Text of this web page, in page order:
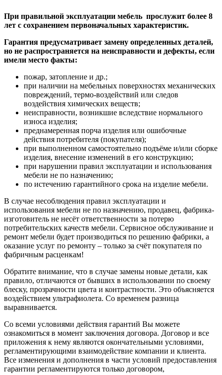
При правильной эксплуатации мебель прослужит более 8
лет с сохранением первоначальных характеристик.
Гарантия предусматривает замену определенных деталей,
но не распространяется на неисправности и дефекты, если
имели место факты:
пожар, затопление и др.;
при наличии на мебельных поверхностях механических
повреждений, термо-воздействий или следов
воздействия химических веществ;
неисправности, возникшие вследствие нормального
износа изделия;
преднамеренная порча изделия или ошибочные
действия потребителя (покупателя);
при выполненном самостоятельно подъёме и/или сборке
изделия, внесение изменений в его конструкцию;
при нарушении правил эксплуатации и использования
мебели не по назначению;
по истечению гарантийного срока на изделие мебели.
В случае несоблюдения правил эксплуатации и
использования мебели не по назначению, продавец, фабрика-
изготовитель не несёт ответственности за потерю
потребительских качеств мебели. Сервисное обслуживание и
ремонт мебели будет производиться по решению фабрики, а
оказание услуг по ремонту – только за счёт покупателя по
фабричным расценкам!
Обратите внимание, что в случае замены новые детали, как
правило, отличаются от бывших в использовании по своему
блеску, прозрачности цвета и контрастности. Это объясняется
воздействием ультрафиолета. Со временем разница
выравнивается.
Со всеми условиями действия гарантий Вы можете
ознакомиться в момент заключения договора. Договор и все
приложения к нему являются окончательными условиями,
регламентирующими взаимодействие компании и клиента.
Все изменения и дополнения в части условий предоставления
гарантии регламентируются только договором,